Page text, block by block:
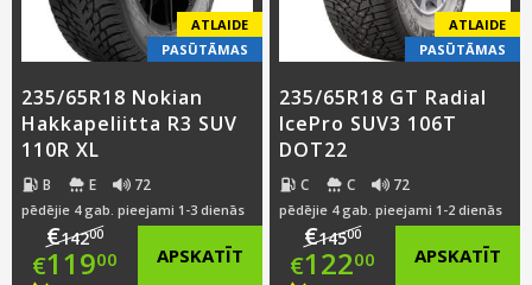
ATLAIDE
PASŪTĀMAS
235/65R18 Nokian
Hakkapeliitta R3 SUV
110R XL
B E 72
pēdējie 4 gab. pieejami 1-3 dienās
€14200
Original
€11900 APSKATĪT
ATLAIDE
PASŪTĀMAS
235/65R18 GT Radial
IcePro SUV3 106T
DOT22
C C 72
pēdējie 4 gab. pieejami 1-2 dienās
€14500
Original
€12200 APSKATĪT